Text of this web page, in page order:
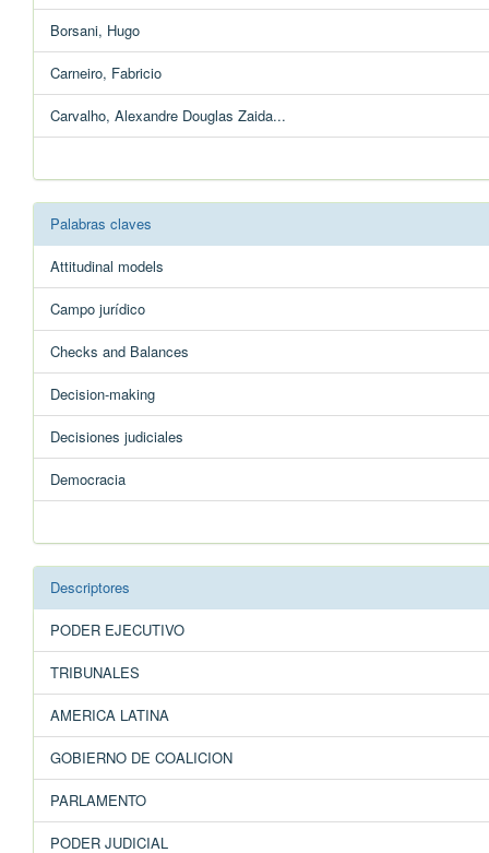
Borsani, Hugo
Carneiro, Fabricio
Carvalho, Alexandre Douglas Zaida...
Palabras claves
Attitudinal models
Campo jurídico
Checks and Balances
Decision-making
Decisiones judiciales
Democracia
Descriptores
PODER EJECUTIVO
TRIBUNALES
AMERICA LATINA
GOBIERNO DE COALICION
PARLAMENTO
PODER JUDICIAL